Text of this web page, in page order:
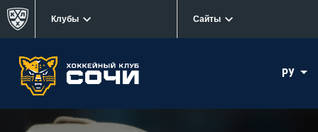
Клубы Сайты
РУ